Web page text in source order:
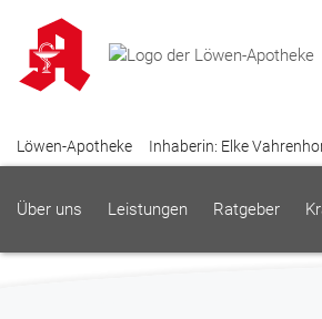
Löwen-Apotheke Inhaberin: Elke
Über uns Leistungen Ratgeber
Gut leben mit
Keine Chance dem Schlaganfall!